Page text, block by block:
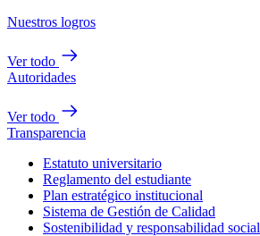
Nuestros logros
Ver todo
Autoridades
Ver todo
Transparencia
Estatuto universitario
Reglamento del estudiante
Plan estratégico institucional
Sistema de Gestión de Calidad
Sostenibilidad y responsabilidad social